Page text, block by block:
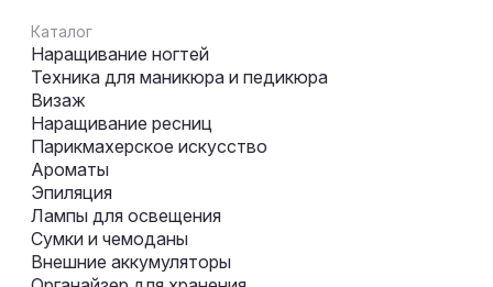
Каталог
Наращивание ногтей
Техника для маникюра и педикюра
Визаж
Наращивание ресниц
Парикмахерское искусство
Ароматы
Эпиляция
Лампы для освещения
Сумки и чемоданы
Внешние аккумуляторы